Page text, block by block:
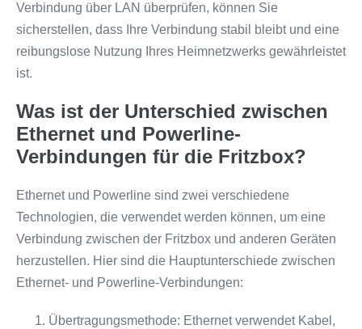
Verbindung über LAN überprüfen, können Sie
sicherstellen, dass Ihre Verbindung stabil bleibt und eine
reibungslose Nutzung Ihres Heimnetzwerks gewährleistet
ist.
Was ist der Unterschied zwischen
Ethernet und Powerline-
Verbindungen für die Fritzbox?
Ethernet und Powerline sind zwei verschiedene
Technologien, die verwendet werden können, um eine
Verbindung zwischen der Fritzbox und anderen Geräten
herzustellen. Hier sind die Hauptunterschiede zwischen
Ethernet- und Powerline-Verbindungen:
Übertragungsmethode: Ethernet verwendet Kabel,